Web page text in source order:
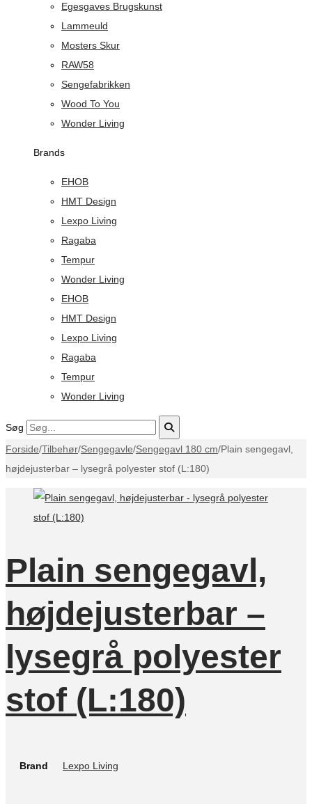
Egesgaves Brugskunst
Lammeuld
Mosters Skur
RAW58
Sengefabrikken
Wood To You
Wonder Living
Brands
EHOB
HMT Design
Lexpo Living
Ragaba
Tempur
Wonder Living
EHOB
HMT Design
Lexpo Living
Ragaba
Tempur
Wonder Living
Søg
Forside/Tilbehør/Sengegavle/Sengegavl 180 cm/Plain sengegavl,
højdejusterbar – lysegrå polyester stof (L:180)
Plain sengegavl,
højdejusterbar –
lysegrå polyester
stof (L:180)
Brand Lexpo Living